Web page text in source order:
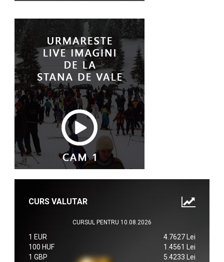
CURS VALUTAR
CURSUL PENTRU 10.08.2026
1 EUR
4.7627 Lei
100 HUF
1.4561 Lei
1 GBP
5.4233 Lei